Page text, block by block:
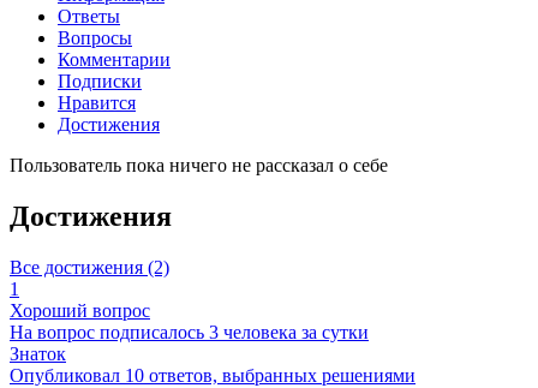
Ответы
Вопросы
Комментарии
Подписки
Нравится
Достижения
Пользователь пока ничего не рассказал о себе
Достижения
Все достижения (2)
1
Хороший вопрос
На вопрос подписалось 3 человека за сутки
Знаток
Опубликовал 10 ответов, выбранных решениями